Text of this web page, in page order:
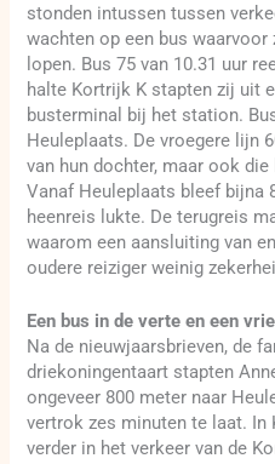
stonden intussen tussen
wachten op een bus
lopen. Bus 75 van 10.31 uur
halte Kortrijk K stapten zij uit
busterminal bij het station.
Heuleplaats. De vroegere lijn
van hun dochter, maar ook
Vanaf Heuleplaats bleef bijna
heenreis lukte. De terugreis
waarom een aansluiting van
oudere reiziger weinig
Een bus in de verte en een
Na de nieuwjaarsbrieven, de
driekoningentaart stapten
ongeveer 800 meter naar
vertrok zes minuten te laat. In
verder in het verkeer van de